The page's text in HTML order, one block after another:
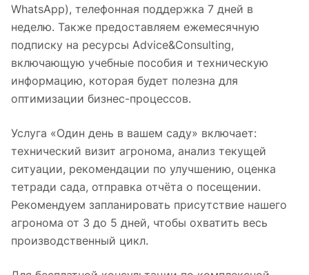
WhatsApp), телефонная поддержка 7 дней в
неделю. Также предоставляем ежемесячную
подписку на ресурсы Advice&Consulting,
включающую учебные пособия и техническую
информацию, которая будет полезна для
оптимизации бизнес-процессов.
Услуга «Один день в вашем саду» включает:
технический визит агронома, анализ текущей
ситуации, рекомендации по улучшению, оценка
тетради сада, отправка отчёта о посещении.
Рекомендуем запланировать присутствие нашего
агронома от 3 до 5 дней, чтобы охватить весь
производственный цикл.